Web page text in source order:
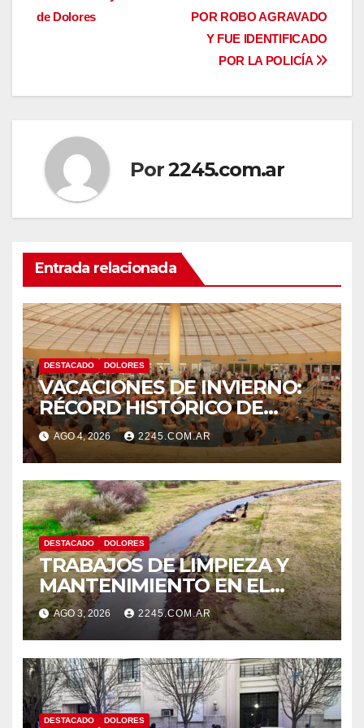
de
POR ROBO AGRAVADO
Y FUE IDENTIFICADO
POR LA POLICÍA
de Dolores
Por2245.com.ar
Entrada relacionada
DESTACADO DOLORES
VACACIONES DE INVIERNO:
RÉCORD HISTÓRICO DE
VISITANTES Y RECAUDACIÓN
EN EL PARQUE TERMAL DE
DOLORES
AGO 4, 2026 2245.COM.AR
DESTACADO DOLORES
TRABAJOS DE LIMPIEZA Y
MANTENIMIENTO EN EL
CANAL LA PICASA
AGO 3, 2026 2245.COM.AR
DESTACADO DOLORES